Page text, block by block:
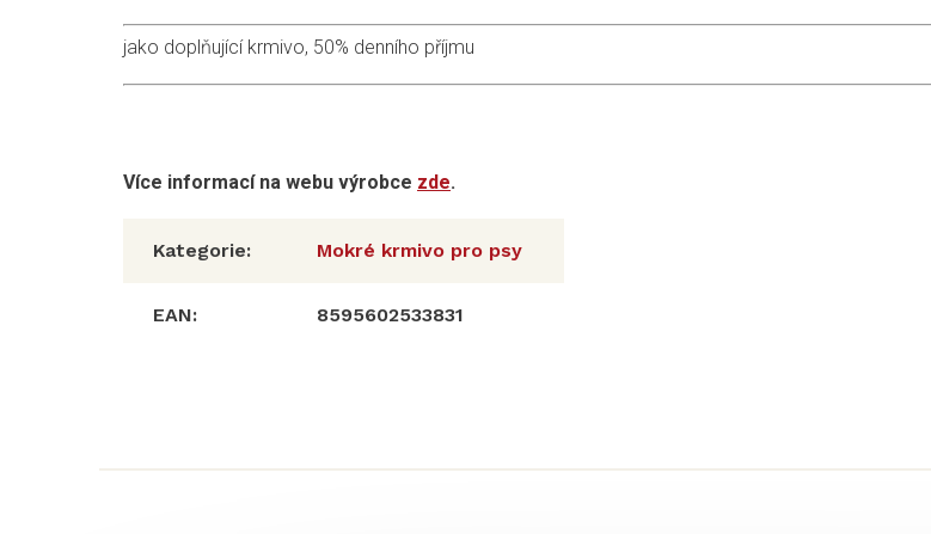
jako doplňující krmivo, 50% denního příjmu
Více informací na webu výrobce zde.
Kategorie: Mokré krmivo pro psy
EAN: 8595602533831